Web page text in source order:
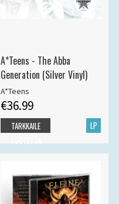
A*Teens - The Abba
Generation (Silver Vinyl)
A*Teens
€36.99
LP
TARKKAILE